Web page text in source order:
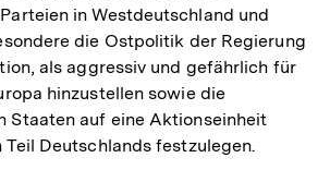
in Westdeutschland und
die Ostpolitik der Regierung
als aggressiv und gefährlich für
hinzustellen sowie die
Staaten auf eine Aktionseinheit
Deutschlands festzulegen.